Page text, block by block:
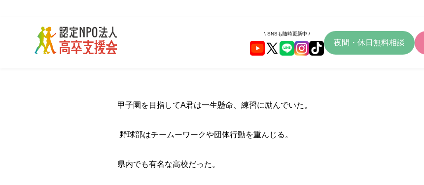
\ SNSも随時更新中 /
夜間・休日無料相談
甲子園を目指してA君は一生懸命、練習に励んでいた。
野球部はチームーワークや団体行動を重んじる。
県内でも有名な高校だった。